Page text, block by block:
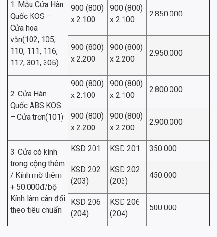
1. Mẫu Cửa Hàn
Quốc KOS –
Cửa hoa
văn(102, 105,
110, 111, 116,
117, 301, 305)
900 (800)
x 2.100
900 (800)
x 2.100
2.850.000
900 (800)
x 2.200
900 (800)
x 2.200
2.950.000
2. Cửa Hàn
Quốc ABS KOS
– Cửa trơn(101)
900 (800)
x 2.100
900 (800)
x 2.100
2.800.000
900 (800)
x 2.200
900 (800)
x 2.200
2.900.000
3. Cửa có kính
trong cộng thêm
/ Kính mờ thêm
+ 50.000đ/bộ
Kính làm cân đối
theo tiêu chuẩn
KSD 201 KSD 201 350.000
KSD 202
(203)
KSD 202
(203)
450.000
KSD 206
(204)
KSD 206
(204)
500.000